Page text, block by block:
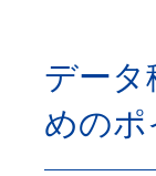
データ
めのポ